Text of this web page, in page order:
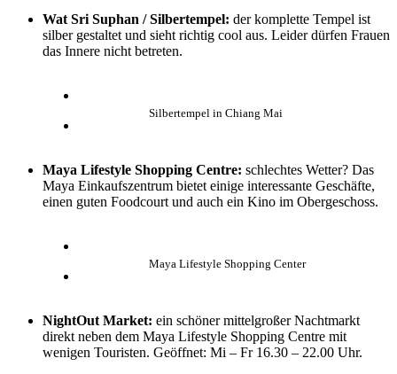
Wat Sri Suphan / Silbertempel: der komplette Tempel ist
silber gestaltet und sieht richtig cool aus. Leider dürfen Frauen
das Innere nicht betreten.
Silbertempel in Chiang Mai
Maya Lifestyle Shopping Centre: schlechtes Wetter? Das
Maya Einkaufszentrum bietet einige interessante Geschäfte,
einen guten Foodcourt und auch ein Kino im Obergeschoss.
Maya Lifestyle Shopping Center
NightOut Market: ein schöner mittelgroßer Nachtmarkt
direkt neben dem Maya Lifestyle Shopping Centre mit
wenigen Touristen. Geöffnet: Mi – Fr 16.30 – 22.00 Uhr.